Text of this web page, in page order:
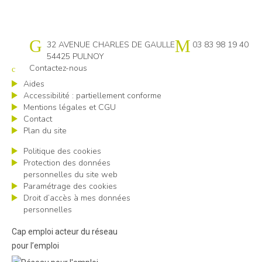
Cap emploi 54
32 AVENUE CHARLES DE GAULLE
54425 PULNOY
03 83 98 19 40
Contactez-nous
Aides
Accessibilité : partiellement conforme
Mentions légales et CGU
Contact
Plan du site
Politique des cookies
Protection des données
personnelles du site web
Paramétrage des cookies
Droit d’accès à mes données
personnelles
Cap emploi acteur du réseau
pour l’emploi